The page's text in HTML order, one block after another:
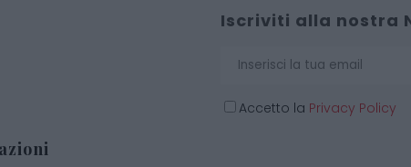
Iscriviti alla nostra
Accetto la Privacy Policy